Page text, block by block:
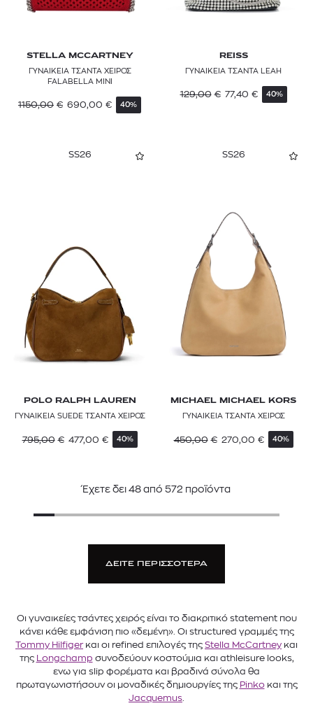
STELLA MCCARTNEY
ΓΥΝΑΙΚΕΙΑ ΤΣΑΝΤΑ ΧΕΙΡΟΣ
FALABELLA MINI
1150,00 € 690,00 € 40%
REISS
ΓΥΝΑΙΚΕΙΑ ΤΣΑΝΤΑ LEAH
129,00 € 77,40 € 40%
SS26
POLO RALPH LAUREN
ΓΥΝΑΙΚΕΙΑ SUEDE ΤΣΑΝΤΑ ΧΕΙΡΟΣ
795,00 € 477,00 € 40%
SS26
MICHAEL MICHAEL KORS
ΓΥΝΑΙΚΕΙΑ ΤΣΑΝΤΑ ΧΕΙΡΟΣ
450,00 € 270,00 € 40%
Έχετε δει 48 από 572 προϊόντα
ΔΕΙΤΕ ΠΕΡΙΣΣΟΤΕΡΑ
Οι γυναικείες τσάντες χειρός είναι το διακριτικό statement που
κάνει κάθε εμφάνιση πιο «δεμένη». Οι structured γραμμές της
Tommy Hilfigerκαι οι refined επιλογές της Stella McCartney και
της Longchamp συνοδεύουν κοστούμια και athleisure looks,
ενω για slip φορέματα και βραδινά σύνολα θα
πρωταγωνιστήσουν οι μοναδικές δημιουργίες της Pinkoκαι της
Jacquemus